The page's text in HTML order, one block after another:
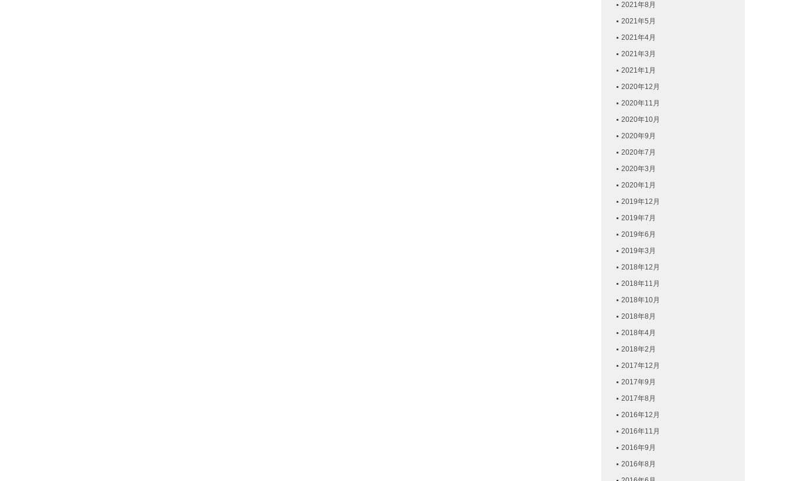
2021年8月
2021年5月
2021年4月
2021年3月
2021年1月
2020年12月
2020年11月
2020年10月
2020年9月
2020年7月
2020年3月
2020年1月
2019年12月
2019年7月
2019年6月
2019年3月
2018年12月
2018年11月
2018年10月
2018年8月
2018年4月
2018年2月
2017年12月
2017年9月
2017年8月
2016年12月
2016年11月
2016年9月
2016年8月